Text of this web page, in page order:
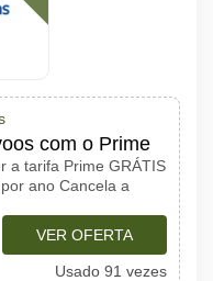
com o Prime
a tarifa Prime GRÁTIS
ano Cancela a
VER OFERTA
Usado 91 vezes